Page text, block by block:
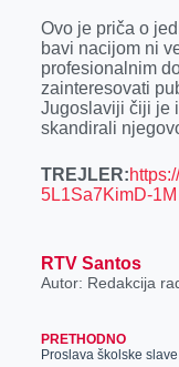
Ovo je priča o
bavi nacijom ni
profesionalnim
zainteresovati
Jugoslaviji čiji je
skandirali
TREJLER:
5L1Sa7KimD-1M
RTV Santos
Autor: Redakcija
PRETHODNO